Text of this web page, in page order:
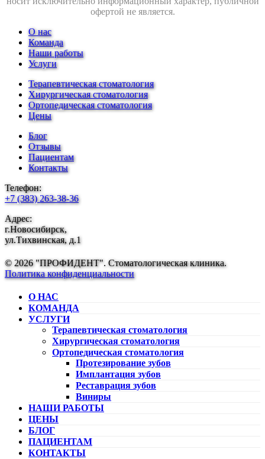
офертой не является.
О нас
Команда
Наши работы
Услуги
Терапевтическая стоматология
Хирургическая стоматология
Ортопедическая стоматология
Цены
Блог
Отзывы
Пациентам
Контакты
Телефон:
+7 (383) 263-38-36
Адрес:
г.Новосибирск,
ул.Тихвинская, д.1
© 2026 "ПРОФИДЕНТ". Стоматологическая клиника.
Политика конфиденциальности
О НАС
КОМАНДА
УСЛУГИ
Терапевтическая стоматология
Хирургическая стоматология
Ортопедическая стоматология
Протезирование зубов
Имплантация зубов
Реставрация зубов
Виниры
НАШИ РАБОТЫ
ЦЕНЫ
БЛОГ
ПАЦИЕНТАМ
КОНТАКТЫ